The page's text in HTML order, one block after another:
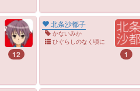
12
北条沙都子
かないみか
ひぐらしのなく頃に
1